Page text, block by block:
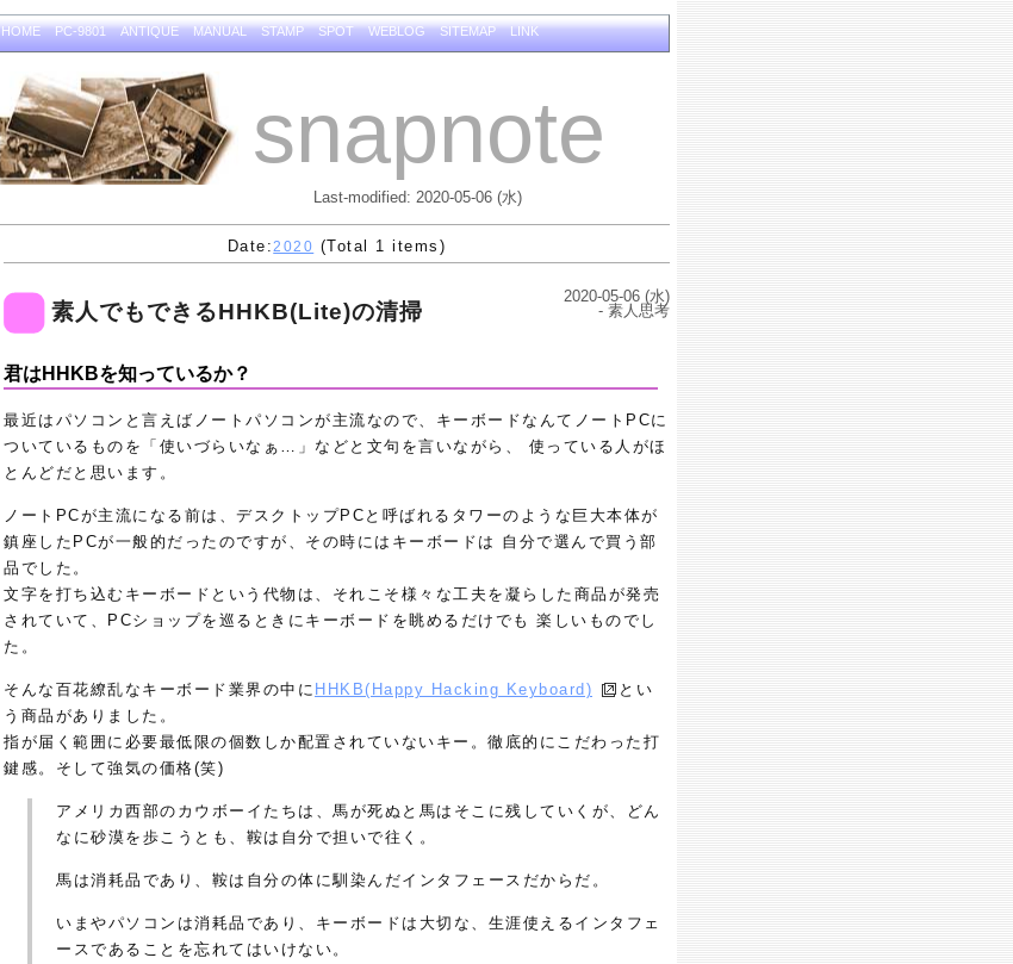
HOME PC-9801 ANTIQUE MANUAL STAMP SPOT WEBLOG SITEMAP LINK
snapnote
Last-modified: 2020-05-06 (水)
Date:2020 (Total 1 items)
素人でもできるHHKB(Lite)の清掃
2020-05-06 (水)
- 素人思考
君はHHKBを知っているか？
最近はパソコンと言えばノートパソコンが主流なので、キーボードなんてノートPCに
ついているものを「使いづらいなぁ…」などと文句を言いながら、 使っている人がほ
とんどだと思います。
ノートPCが主流になる前は、デスクトップPCと呼ばれるタワーのような巨大本体が
鎮座したPCが一般的だったのですが、その時にはキーボードは 自分で選んで買う部
品でした。
文字を打ち込むキーボードという代物は、それこそ様々な工夫を凝らした商品が発売
されていて、PCショップを巡るときにキーボードを眺めるだけでも 楽しいものでし
た。
そんな百花繚乱なキーボード業界の中に HHKB(Happy Hacking Keyboard)
とい
う商品がありました。
指が届く範囲に必要最低限の個数しか配置されていないキー。徹底的にこだわった打
鍵感。そして強気の価格(笑)
アメリカ西部のカウボーイたちは、馬が死ぬと馬はそこに残していくが、どん
なに砂漠を歩こうとも、鞍は自分で担いで往く。
馬は消耗品であり、鞍は自分の体に馴染んだインタフェースだからだ。
いまやパソコンは消耗品であり、キーボードは大切な、生涯使えるインタフェ
ースであることを忘れてはいけない。